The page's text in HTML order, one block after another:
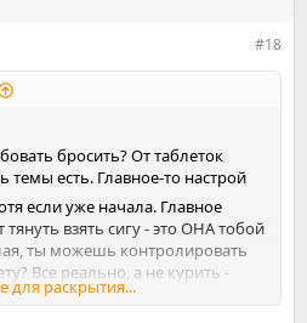
#18
бросить? От таблеток
темы есть. Главное-то настрой
если уже начала. Главное
взять сигу - это ОНА тобой
ты можешь контролировать
Все реально, а не курить -
для раскрытия...